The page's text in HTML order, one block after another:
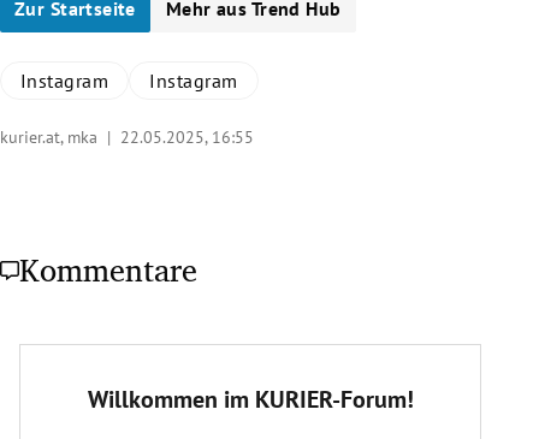
Zur Startseite Mehr aus Trend Hub
Instagram Instagram
kurier.at, mka | 22.05.2025, 16:55
Kommentare